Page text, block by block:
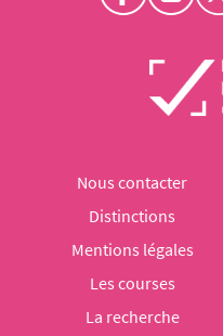
Nous contacter
Distinctions
Mentions légales
Les courses
La recherche